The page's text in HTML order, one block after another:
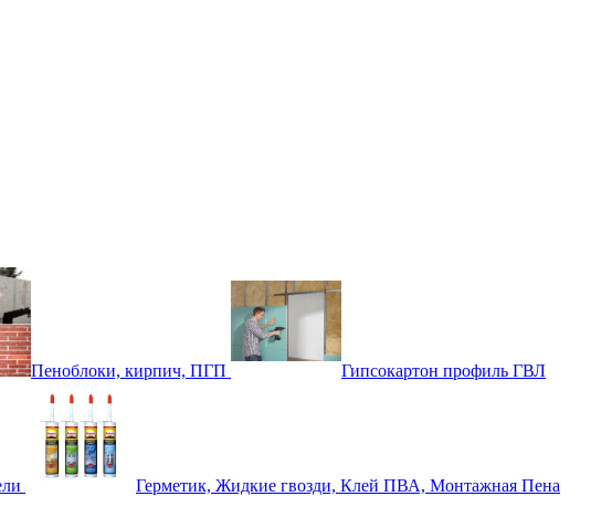
Пеноблоки, кирпич, ПГП Гипсокартон профиль ГВЛ
Герметик, Жидкие гвозди, Клей ПВА, Монтажная Пена